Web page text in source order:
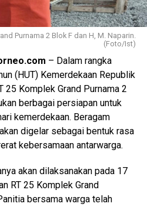
Purnama 2 Blok F dan H, M. Naparin.
(Foto/Ist)
– Dalam rangka
(HUT) Kemerdekaan Republik
25 Komplek Grand Purnama 2
berbagai persiapan untuk
kemerdekaan. Beragam
digelar sebagai bentuk rasa
kebersamaan antarwarga.
akan dilaksanakan pada 17
RT 25 Komplek Grand
bersama warga telah